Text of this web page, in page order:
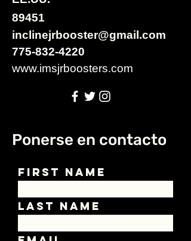
89451
inclinejrbooster@gmail.com
775-832-4220
www.imsjrboosters.com
Ponerse en contacto
First Name
Last Name